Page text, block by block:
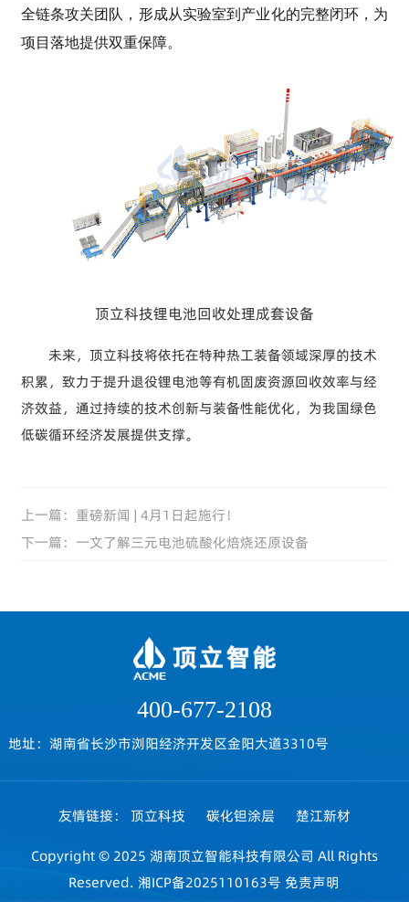
全链条攻关团队，形成从实验室到产业化的完整闭环，为
项目落地提供双重保障。
顶立科技锂电池回收处理成套设备
未来，顶立科技将依托在特种热工装备领域深厚的技术
积累，致力于提升退役锂电池等有机固废资源回收效率与经
济效益，通过持续的技术创新与装备性能优化，为我国绿色
低碳循环经济发展提供支撑。
上一篇：重磅新闻 | 4月1日起施行！
下一篇：一文了解三元电池硫酸化焙烧还原设备
400-677-2108
地址：湖南省长沙市浏阳经济开发区金阳大道3310号
友情链接：顶立科技 碳化钽涂层 楚江新材
Copyright © 2025 湖南顶立智能科技有限公司 All Rights
Reserved.湘ICP备2025110163号 免责声明